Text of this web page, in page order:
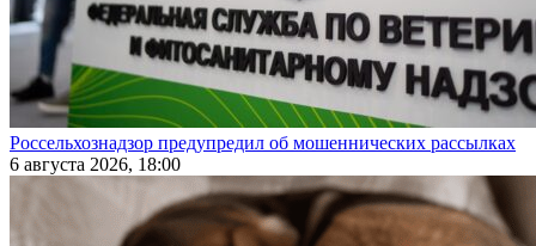
Россельхознадзор предупредил об мошеннических рассылках
6 августа 2026, 18:00